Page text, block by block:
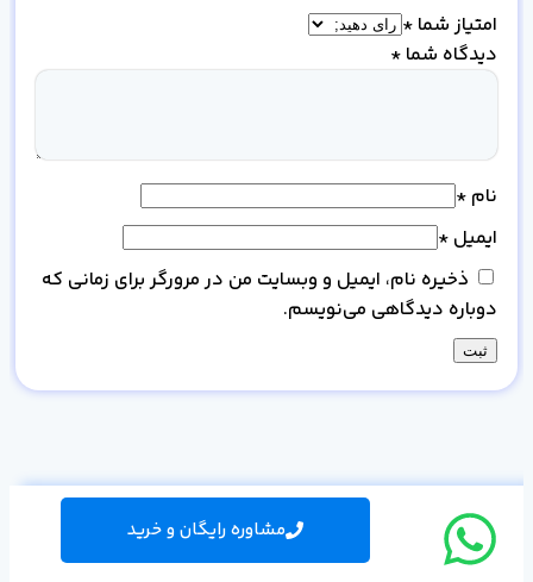
امتیاز شما *
دیدگاه شما *
نام *
ایمیل *
ذخیره نام، ایمیل و وبسایت من در مرورگر برای زمانی که
دوباره دیدگاهی می‌نویسم.
مشاوره رایگان و خرید